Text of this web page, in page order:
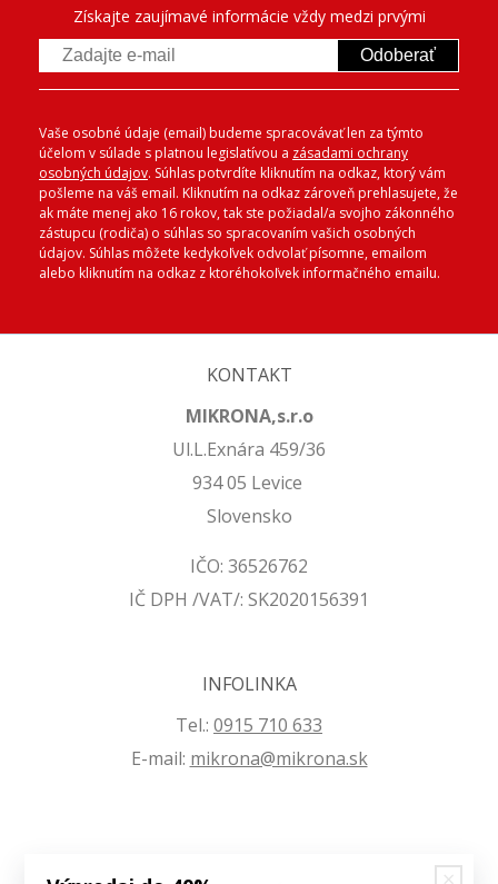
Získajte zaujímavé informácie vždy medzi prvými
Odoberať
Vaše osobné údaje (email) budeme spracovávať len za týmto
účelom v súlade s platnou legislatívou a zásadami ochrany
osobných údajov. Súhlas potvrdíte kliknutím na odkaz, ktorý vám
pošleme na váš email. Kliknutím na odkaz zároveň prehlasujete, že
ak máte menej ako 16 rokov, tak ste požiadal/a svojho zákonného
zástupcu (rodiča) o súhlas so spracovaním vašich osobných
údajov. Súhlas môžete kedykoľvek odvolať písomne, emailom
alebo kliknutím na odkaz z ktoréhokoľvek informačného emailu.
KONTAKT
MIKRONA,s.r.o
Ul.L.Exnára 459/36
934 05 Levice
Slovensko
IČO: 36526762
IČ DPH /VAT/: SK2020156391
INFOLINKA
Tel.: 0915 710 633
E-mail: mikrona@mikrona.sk